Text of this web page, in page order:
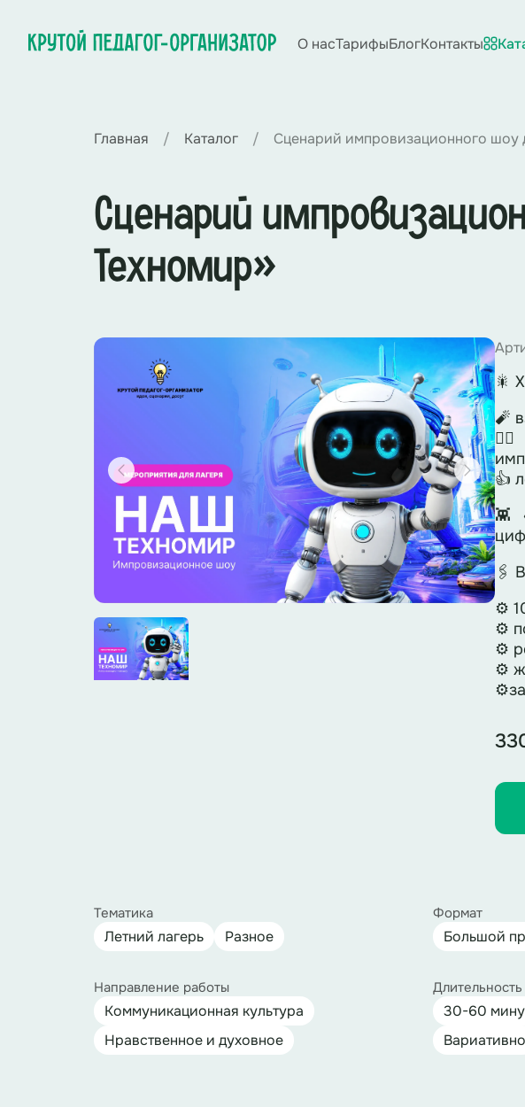
О насТарифыБлогКонтакты
Главная Каталог Сценарий импровизационного шоу
Сценарий
Техномир»
🎇
🧨
👍
👾
🖇 В
⚙
⚙
⚙
⚙
Тематика
Летний лагерь Разное
Формат
Большой
Направление работы
Коммуникационная культура
Нравственное и духовное
Длительность
30-60
Вариативно